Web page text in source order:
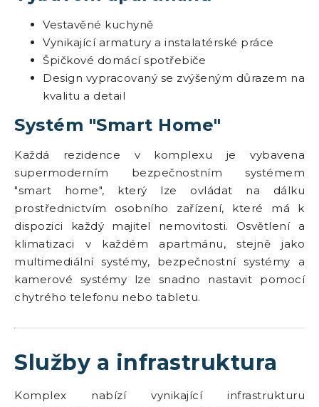
Vestavěné kuchyně
Vynikající armatury a instalatérské práce
Špičkové domácí spotřebiče
Design vypracovaný se zvýšeným důrazem na
kvalitu a detail
Systém "Smart Home"
Každá rezidence v komplexu je vybavena
supermoderním bezpečnostním systémem
"smart home", který lze ovládat na dálku
prostřednictvím osobního zařízení, které má k
dispozici každý majitel nemovitosti. Osvětlení a
klimatizaci v každém apartmánu, stejně jako
multimediální systémy, bezpečnostní systémy a
kamerové systémy lze snadno nastavit pomocí
chytrého telefonu nebo tabletu.
Služby a infrastruktura
Komplex nabízí vynikající infrastrukturu